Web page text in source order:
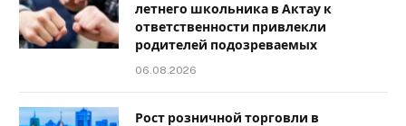
летнего школьника в Актау к
ответственности привлекли
родителей подозреваемых
06.08.2026
Рост розничной торговли в